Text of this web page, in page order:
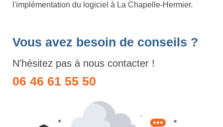
l'implémentation du logiciel à La Chapelle-Hermier.
Vous avez besoin de conseils ?
N'hésitez pas à nous contacter !
06 46 61 55 50